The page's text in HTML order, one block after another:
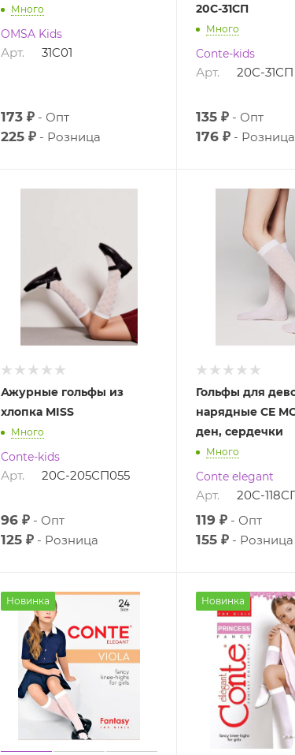
Много
OMSA Kids
Арт. 31C01
173 ₽ Опт
225 ₽ Розница
20С-31СП
Много
Conte-kids
Арт. 20С-31СП
135 ₽ Опт
176 ₽ Розница
Ажурные гольфы из
хлопка MISS
Много
Conte-kids
Арт. 20С-205СП055
96 ₽ Опт
125 ₽ Розница
Гольфы для
нарядные CE
ден, сердечки
Много
Conte elegant
Арт. 20С-
119 ₽ Опт
155 ₽ Розница
Новинка Новинка